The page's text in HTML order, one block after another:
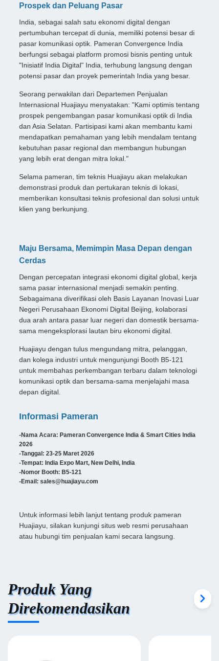
Prospek dan Peluang Pasar
India, sebagai salah satu ekonomi digital dengan
pertumbuhan tercepat di dunia, memiliki potensi besar di
pasar komunikasi optik. Pameran Convergence India
berfungsi sebagai platform promosi bisnis penting untuk
"Inisiatif India Digital" India, terhubung langsung dengan
potensi pasar dan proyek pemerintah India yang besar.
Seorang perwakilan dari Departemen Penjualan
Internasional Huajiayu menyatakan: "Kami optimis tentang
prospek pengembangan pasar komunikasi optik di India
dan Asia Selatan. Partisipasi kami akan membantu kami
mendapatkan pemahaman yang lebih mendalam tentang
kebutuhan pasar regional dan membangun hubungan
yang lebih erat dengan mitra lokal."
Selama pameran, tim teknis Huajiayu akan melakukan
demonstrasi produk dan pertukaran teknis di lokasi,
memberikan konsultasi teknis profesional dan solusi untuk
klien yang berkunjung.
Maju Bersama, Memimpin Masa Depan dengan
Cerdas
Dengan percepatan integrasi ekonomi digital global, kerja
sama pasar internasional menjadi semakin penting.
Sebagaimana diverifikasi oleh Basis Layanan Inovasi Luar
Negeri Perusahaan Ekonomi Digital Beijing, kolaborasi
dua arah antara pasar luar negeri dan domestik bersama-
sama mengeksplorasi lautan biru ekonomi digital.
Huajiayu dengan tulus mengundang mitra, pelanggan,
dan kolega industri untuk mengunjungi Booth B5-121
untuk membahas perkembangan terbaru dalam teknologi
komunikasi optik dan bersama-sama menjelajahi masa
depan digital.
Informasi Pameran
-Nama Acara: Pameran Convergence India & Smart Cities India
2026
-Tanggal: 23-25 Maret 2026
-Tempat: India Expo Mart, New Delhi, India
-Nomor Booth: B5-121
-Email: sales@huajiayu.com
Untuk informasi lebih lanjut tentang produk pameran
Huajiayu, silakan kunjungi situs web resmi perusahaan
atau hubungi tim penjualan kami secara langsung.
Produk Yang
Direkomendasikan